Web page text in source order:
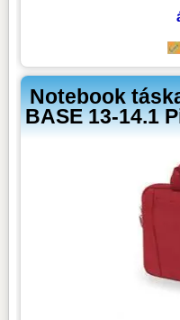
Notebook
BASE 13-14.1